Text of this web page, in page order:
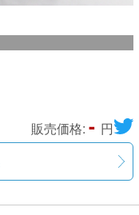
販売価格:- 円